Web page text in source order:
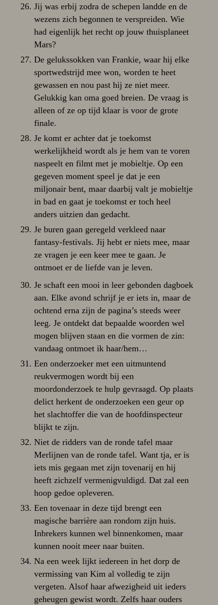
Jij was erbij zodra de schepen landde en de
wezens zich begonnen te verspreiden. Wie
had eigenlijk het recht op jouw thuisplaneet
Mars?
De gelukssokken van Frankie, waar hij elke
sportwedstrijd mee won, worden te heet
gewassen en nou past hij ze niet meer.
Gelukkig kan oma goed breien. De vraag is
alleen of ze op tijd klaar is voor de grote
finale.
Je komt er achter dat je toekomst
werkelijkheid wordt als je hem van te voren
naspeelt en filmt met je mobieltje. Op een
gegeven moment speel je dat je een
miljonair bent, maar daarbij valt je mobieltje
in bad en gaat je toekomst er toch heel
anders uitzien dan gedacht.
Je buren gaan geregeld verkleed naar
fantasy-festivals. Jij hebt er niets mee, maar
ze vragen je een keer mee te gaan. Je
ontmoet er de liefde van je leven.
Je schaft een mooi in leer gebonden dagboek
aan. Elke avond schrijf je er iets in, maar de
ochtend erna zijn de pagina’s steeds weer
leeg. Je ontdekt dat bepaalde woorden wel
mogen blijven staan en die vormen de zin:
vandaag ontmoet ik haar/hem…
Een onderzoeker met een uitmuntend
reukvermogen wordt bij een
moordonderzoek te hulp gevraagd. Op plaats
delict herkent de onderzoeken een geur op
het slachtoffer die van de hoofdinspecteur
blijkt te zijn.
Niet de ridders van de ronde tafel maar
Merlijnen van de ronde tafel. Want tja, er is
iets mis gegaan met zijn tovenarij en hij
heeft zichzelf vermenigvuldigd. Dat zal een
hoop gedoe opleveren.
Een tovenaar in deze tijd brengt een
magische barrière aan rondom zijn huis.
Inbrekers kunnen wel binnenkomen, maar
kunnen nooit meer naar buiten.
Na een week lijkt iedereen in het dorp de
vermissing van Kim al volledig te zijn
vergeten. Alsof haar afwezigheid uit ieders
geheugen gewist wordt. Zelfs haar ouders